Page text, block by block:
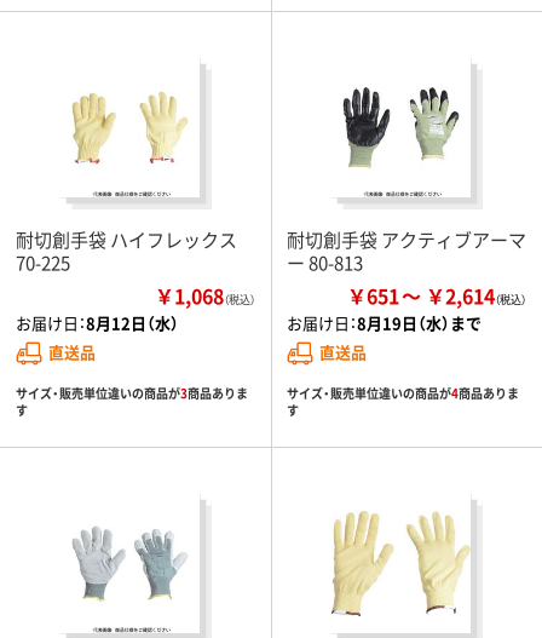
耐切創手袋 ハイフレックス
70-225
￥1,068（税込）
お届け日：8月12日（水）
直送品
サイズ・販売単位違いの商品が3商品ありま
す
耐切創手袋 アクティブアーマ
ー 80-813
￥651 ￥2,614
お届け日：8月19日（水）まで
直送品
サイズ・販売単位違いの商品が4商品ありま
す